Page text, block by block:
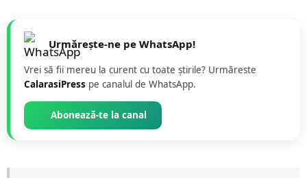
Urmărește-ne pe WhatsApp!
Vrei să fii mereu la curent cu toate știrile? Urmăreste
CalarasiPress pe canalul de WhatsApp.
Abonează-te la canal